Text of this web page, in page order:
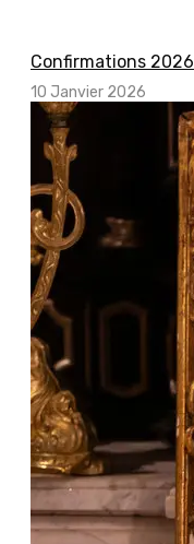
Confirmations 2026
10 Janvier 2026